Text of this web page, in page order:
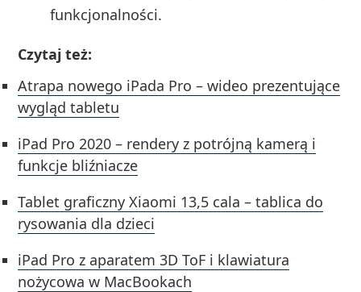
funkcjonalności.
Czytaj też:
Atrapa nowego iPada Pro – wideo prezentujące
wygląd tabletu
iPad Pro 2020 – rendery z potrójną kamerą i
funkcje bliźniacze
Tablet graficzny Xiaomi 13,5 cala – tablica do
rysowania dla dzieci
iPad Pro z aparatem 3D ToF i klawiatura
nożycowa w MacBookach